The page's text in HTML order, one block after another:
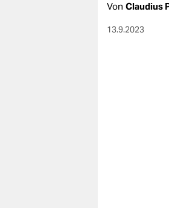
Von Claudius
13.9.2023